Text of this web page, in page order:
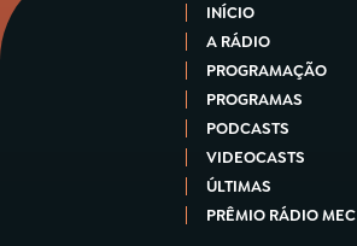
INÍCIO
A RÁDIO
PROGRAMAÇÃO
PROGRAMAS
PODCASTS
VIDEOCASTS
ÚLTIMAS
PRÊMIO RÁDIO MEC